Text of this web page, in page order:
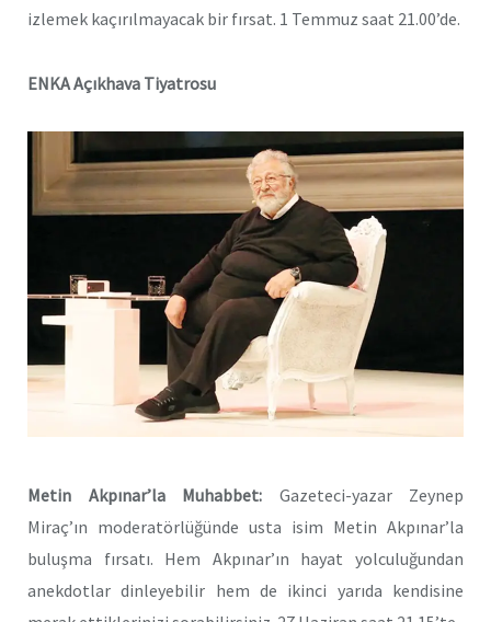
izlemek kaçırılmayacak bir fırsat. 1 Temmuz saat 21.00’de.
ENKA Açıkhava Tiyatrosu
Metin Akpınar’la Muhabbet: Gazeteci-yazar Zeynep
Miraç’ın moderatörlüğünde usta isim Metin Akpınar’la
buluşma fırsatı. Hem Akpınar’ın hayat yolculuğundan
anekdotlar dinleyebilir hem de ikinci yarıda kendisine